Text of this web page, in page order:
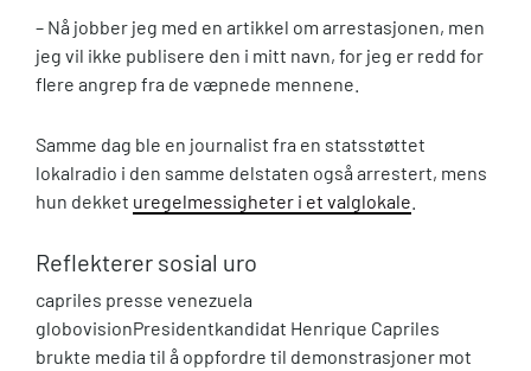
– Nå jobber jeg med en artikkel om arrestasjonen, men
jeg vil ikke publisere den i mitt navn, for jeg er redd for
flere angrep fra de væpnede mennene.
Samme dag ble en journalist fra en statsstøttet
lokalradio i den samme delstaten også arrestert, mens
hun dekket uregelmessigheter i et valglokale
Reflekterer sosial uro
capriles presse venezuela
globovisionPresidentkandidat Henrique Capriles
brukte media til å oppfordre til demonstrasjoner mot